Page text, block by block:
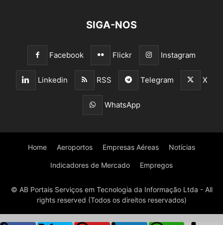
SIGA-NOS
Facebook Flickr Instagram
Linkedin RSS Telegram X
WhatsApp
Home Aeroportos Empresas Aéreas Notícias
Indicadores de Mercado Empregos
© AB Portais Serviços em Tecnologia da Informação Ltda - All
rights reserved (Todos os direitos reservados)